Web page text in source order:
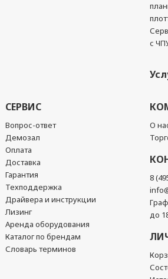
с
СЕРВИС
Вопрос-ответ
Демозал
Оплата
Доставка
Гарантия
Техподдержка
Драйвера и инструкции
Лизинг
Аренда оборудования
Каталог по брендам
Словарь терминов
О
8
до